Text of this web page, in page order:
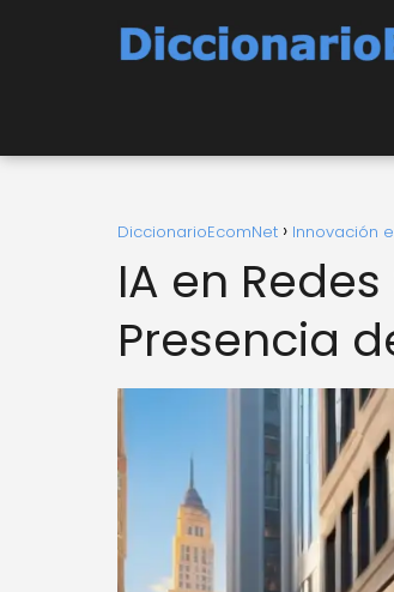
DiccionarioEcomNet Innovación
IA en
Presencia